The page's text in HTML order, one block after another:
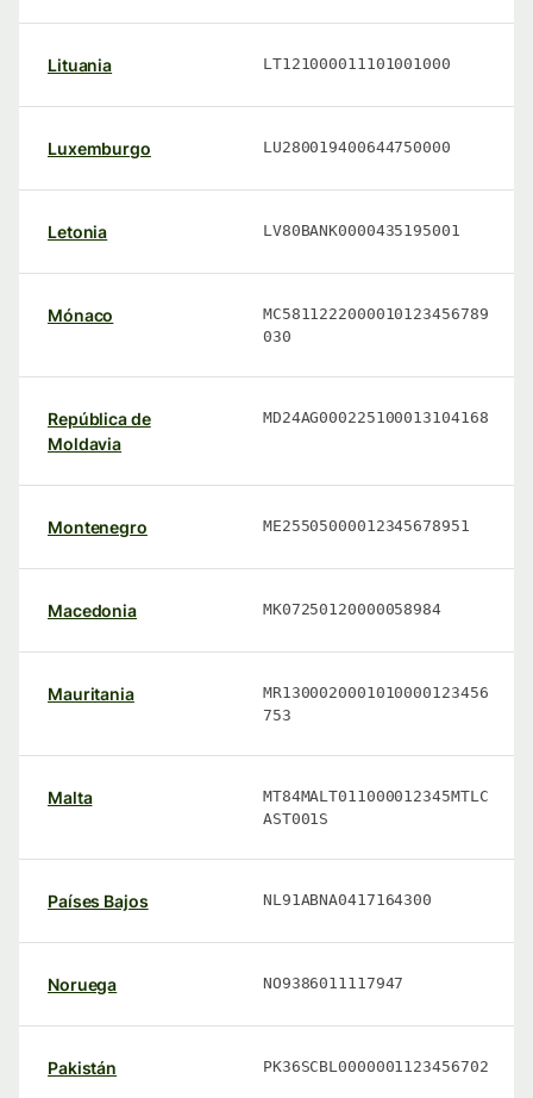
Lituania LT121000011101001000
Luxemburgo LU280019400644750000
Letonia LV80BANK0000435195001
Mónaco
MC5811222000010123456789
030
República de
Moldavia
MD24AG000225100013104168
Montenegro ME25505000012345678951
Macedonia MK07250120000058984
Mauritania
MR1300020001010000123456
753
Malta
MT84MALT011000012345MTLC
AST001S
Países Bajos NL91ABNA0417164300
Noruega NO9386011117947
Pakistán PK36SCBL0000001123456702